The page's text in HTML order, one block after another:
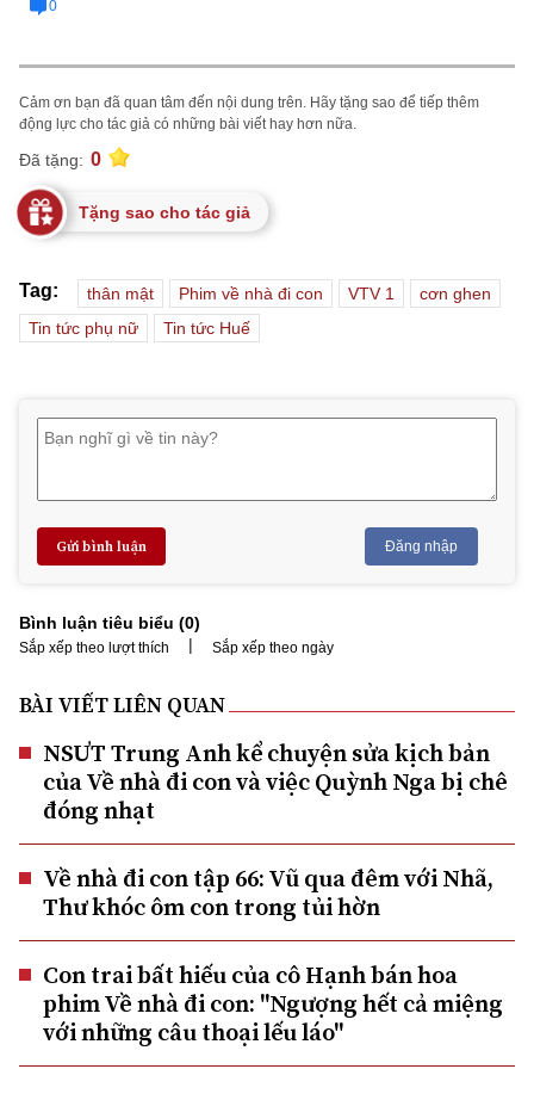
0
Cảm ơn bạn đã quan tâm đến nội dung trên. Hãy tặng sao để tiếp thêm
động lực cho tác giả có những bài viết hay hơn nữa.
Đã tặng: 0
Tặng sao cho tác giả
Tag: thân mật Phim về nhà đi con VTV 1
cơn ghen
Tin tức phụ nữ
Tin tức Huế
Gửi bình luận Đăng nhập
Bình luận tiêu biểu (0)
Sắp xếp theo lượt thích | Sắp xếp theo ngày
BÀI VIẾT LIÊN QUAN
NSƯT Trung Anh kể chuyện sửa kịch bản
của Về nhà đi con và việc Quỳnh Nga bị chê
đóng nhạt
Về nhà đi con tập 66: Vũ qua đêm với Nhã,
Thư khóc ôm con trong tủi hờn
Con trai bất hiếu của cô Hạnh bán hoa
phim Về nhà đi con: "Ngượng hết cả miệng
với những câu thoại lếu láo"